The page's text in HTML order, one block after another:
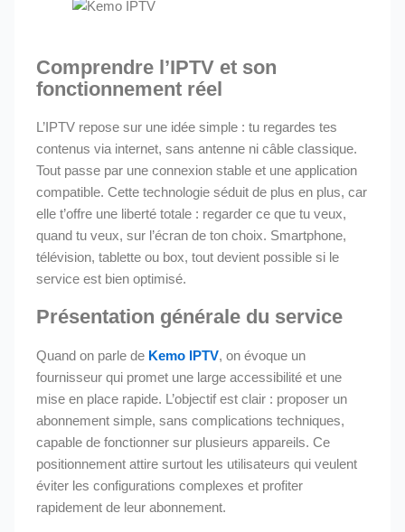
Comprendre l’IPTV et son
fonctionnement réel
L’IPTV repose sur une idée simple : tu regardes tes
contenus via internet, sans antenne ni câble classique.
Tout passe par une connexion stable et une application
compatible. Cette technologie séduit de plus en plus, car
elle t’offre une liberté totale : regarder ce que tu veux,
quand tu veux, sur l’écran de ton choix. Smartphone,
télévision, tablette ou box, tout devient possible si le
service est bien optimisé.
Présentation générale du service
Quand on parle de Kemo IPTV, on évoque un
fournisseur qui promet une large accessibilité et une
mise en place rapide. L’objectif est clair : proposer un
abonnement simple, sans complications techniques,
capable de fonctionner sur plusieurs appareils. Ce
positionnement attire surtout les utilisateurs qui veulent
éviter les configurations complexes et profiter
rapidement de leur abonnement.